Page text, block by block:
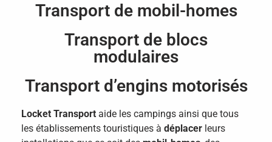
Transport de mobil-homes
Transport de blocs
modulaires
Transport d’engins motorisés
Locket Transport aide les campings ainsi que tous
les établissements touristiques à déplacer leurs